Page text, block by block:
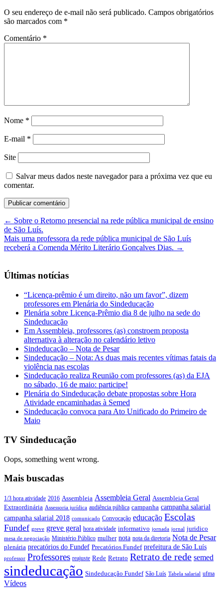
O seu endereço de e-mail não será publicado. Campos obrigatórios
são marcados com *
Comentário *
Nome *
E-mail *
Site
Salvar meus dados neste navegador para a próxima vez que eu
comentar.
← Sobre o Retorno presencial na rede pública municipal de ensino
de São Luís.
Mais uma professora da rede pública municipal de São Luís
receberá a Comenda Mérito Literário Gonçalves Dias. →
Últimas notícias
“Licença-prêmio é um direito, não um favor”, dizem
professores em Plenária do Sindeducação
Plenária sobre Licença-Prêmio dia 8 de julho na sede do
Sindeducação
Em Assembleia, professores (as) constroem proposta
alternativa à alteração no calendário letivo
Sindeducação – Nota de Pesar
Sindeducação – Nota: As duas mais recentes vítimas fatais da
violência nas escolas
Sindeducação realiza Reunião com professores (as) da EJA
no sábado, 16 de maio: participe!
Plenária do Sindeducação debate propostas sobre Hora
Atividade encaminhadas à Semed
Sindeducação convoca para Ato Unificado do Primeiro de
Maio
TV Sindeducação
Oops, something went wrong.
Mais buscadas
1/3 hora atividade 2016 Assembleia Assembleia Geral Assembleia Geral
Extraordinária Assessoria jurídica audiência pública campanha campanha salarial
campanha salarial 2018 comunicado Convocação educação Escolas
Fundef greve greve geral hora atividade informativo jornada jornal juridico
mesa de negociação Ministério Público mulher nota nota da diretoria Nota de Pesar
plenária precatórios do Fundef Precatórios Fundef prefeitura de São Luís
professor Professores reajuste Rede Retrato Retrato de rede semed
sindeducação Sindeducação Fundef São Luís Tabela salarial ufma
Vídeos